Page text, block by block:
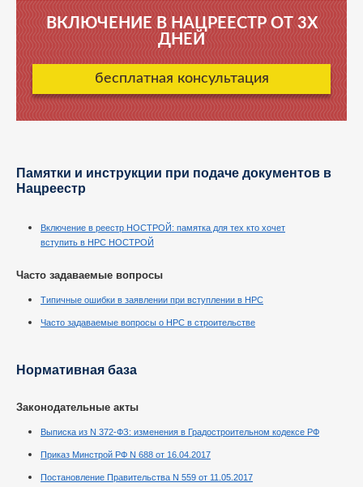
ВКЛЮЧЕНИЕ В НАЦРЕЕСТР ОТ 3Х
ДНЕЙ
бесплатная консультация
Памятки и инструкции при подаче документов в
Нацреестр
Включение в реестр НОСТРОЙ: памятка для тех кто хочет
вступить в НРС НОСТРОЙ
Часто задаваемые вопросы
Типичные ошибки в заявлении при вступлении в НРС
Часто задаваемые вопросы о НРС в строительстве
Нормативная база
Законодательные акты
Выписка из N 372-ФЗ: изменения в Градостроительном кодексе РФ
Приказ Минстрой РФ N 688 от 16.04.2017
Постановление Правительства N 559 от 11.05.2017